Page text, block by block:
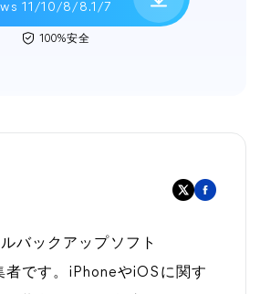
11/10/8/8.1/7
100%安全
バックアップソフト
者です。iPhoneやiOSに関す